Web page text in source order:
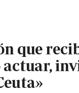
que
actuar,